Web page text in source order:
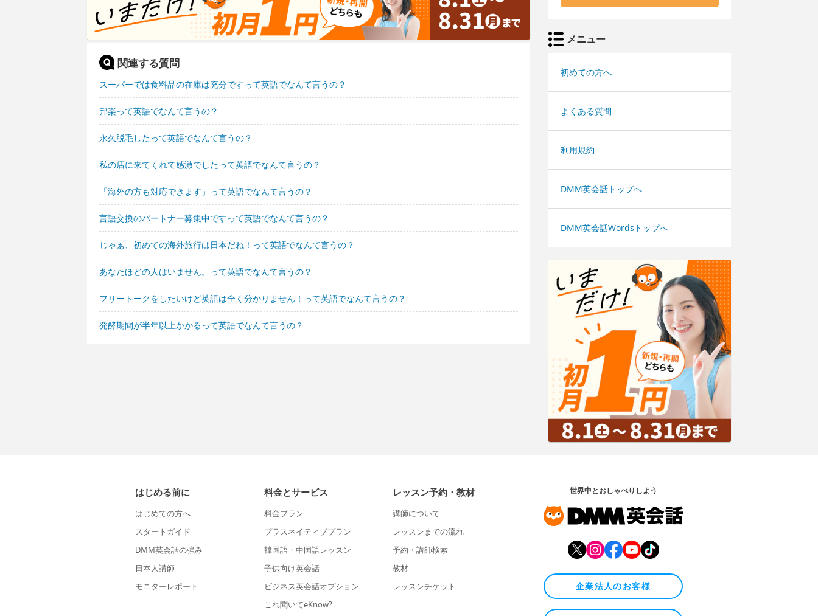
関連する質問
スーパーでは食料品の在庫は充分ですって英語でなんて言うの？
邦楽って英語でなんて言うの？
永久脱毛したって英語でなんて言うの？
私の店に来てくれて感激でしたって英語でなんて言うの？
「海外の方も対応できます」って英語でなんて言うの？
言語交換のパートナー募集中ですって英語でなんて言うの？
じゃぁ、初めての海外旅行は日本だね！って英語でなんて言うの？
あなたほどの人はいません。って英語でなんて言うの？
フリートークをしたいけど英語は全く分かりません！って英語でなんて言うの？
発酵期間が半年以上かかるって英語でなんて言うの？
メニュー
初めての方へ
よくある質問
利用規約
DMM英会話トップへ
DMM英会話Wordsトップへ
はじめる前に
はじめての方へ
スタートガイド
DMM英会話の強み
日本人講師
モニターレポート
料金とサービス
料金プラン
プラスネイティブプラン
韓国語・中国語レッスン
子供向け英会話
ビジネス英会話オプション
これ聞いてeKnow?
レッスン予約・教材
講師について
レッスンまでの流れ
予約・講師検索
教材
レッスンチケット
世界中とおしゃべりしよう
企業法人のお客様